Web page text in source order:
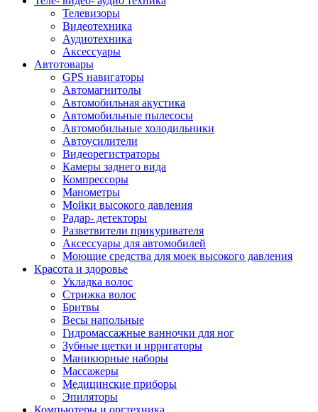
Телевизоры
Видеотехника
Аудиотехника
Аксессуары
Автотовары
GPS навигаторы
Автомагнитолы
Автомобильная акустика
Автомобильные пылесосы
Автомобильные холодильники
Автоусилители
Видеорегистраторы
Камеры заднего вида
Компрессоры
Манометры
Мойки высокого давления
Радар- детекторы
Разветвители прикуривателя
Аксессуары для автомобилей
Моющие средства для моек высокого давления
Красота и здоровье
Укладка волос
Стрижка волос
Бритвы
Весы напольные
Гидромассажные ванночки для ног
Зубные щетки и ирригаторы
Маникюрные наборы
Массажеры
Медицинские приборы
Эпиляторы
Компьютеры и оргтехника